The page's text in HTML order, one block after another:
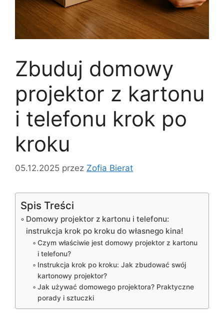
Zbuduj domowy
projektor z kartonu
i telefonu krok po
kroku
05.12.2025 przez Zofia Bierat
Spis Treści
Domowy projektor z kartonu i telefonu:
instrukcja krok po kroku do własnego kina!
Czym właściwie jest domowy projektor z kartonu
i telefonu?
Instrukcja krok po kroku: Jak zbudować swój
kartonowy projektor?
Jak używać domowego projektora? Praktyczne
porady i sztuczki